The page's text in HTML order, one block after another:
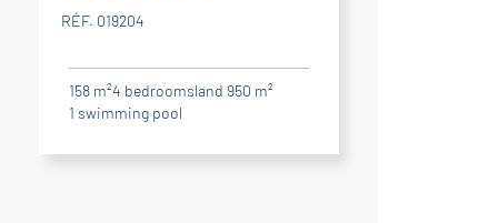
RÉF. 019204
158 m²4 bedroomsland 950 m²
1 swimming pool